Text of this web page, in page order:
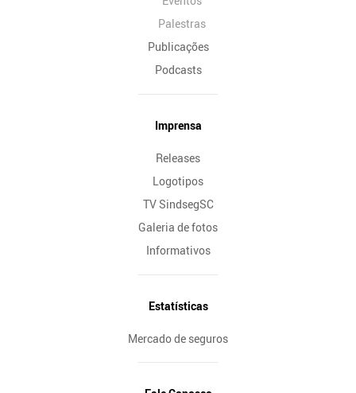
Palestras
Publicações
Podcasts
Imprensa
Releases
Logotipos
TV SindsegSC
Galeria de fotos
Informativos
Estatísticas
Mercado de seguros